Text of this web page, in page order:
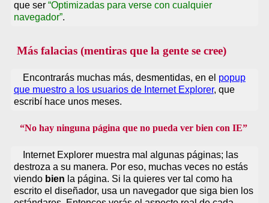
que ser Optimizadas para verse con cualquier
navegador .
Más falacias (mentiras que la gente se cree)
Encontrarás muchas más, desmentidas, en el popup
que muestro a los usuarios de Internet Explorer, que
escribí hace unos meses.
No hay ninguna página que no pueda ver bien con IE
Internet Explorer muestra mal algunas páginas; las
destroza a su manera. Por eso, muchas veces no estás
viendo bien la página. Si la quieres ver tal como ha
escrito el diseñador, usa un navegador que siga bien los